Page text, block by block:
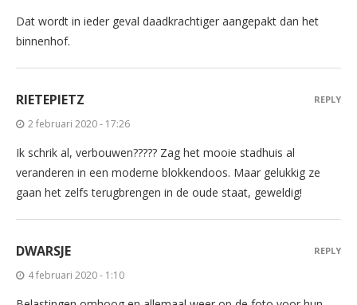
Dat wordt in ieder geval daadkrachtiger aangepakt dan het
binnenhof.
RIETEPIETZ
2 februari 2020 - 17:26
Ik schrik al, verbouwen????? Zag het mooie stadhuis al
veranderen in een moderne blokkendoos. Maar gelukkig ze
gaan het zelfs terugbrengen in de oude staat, geweldig!
REPLY
DWARSJE
4 februari 2020 - 1:10
REPLY